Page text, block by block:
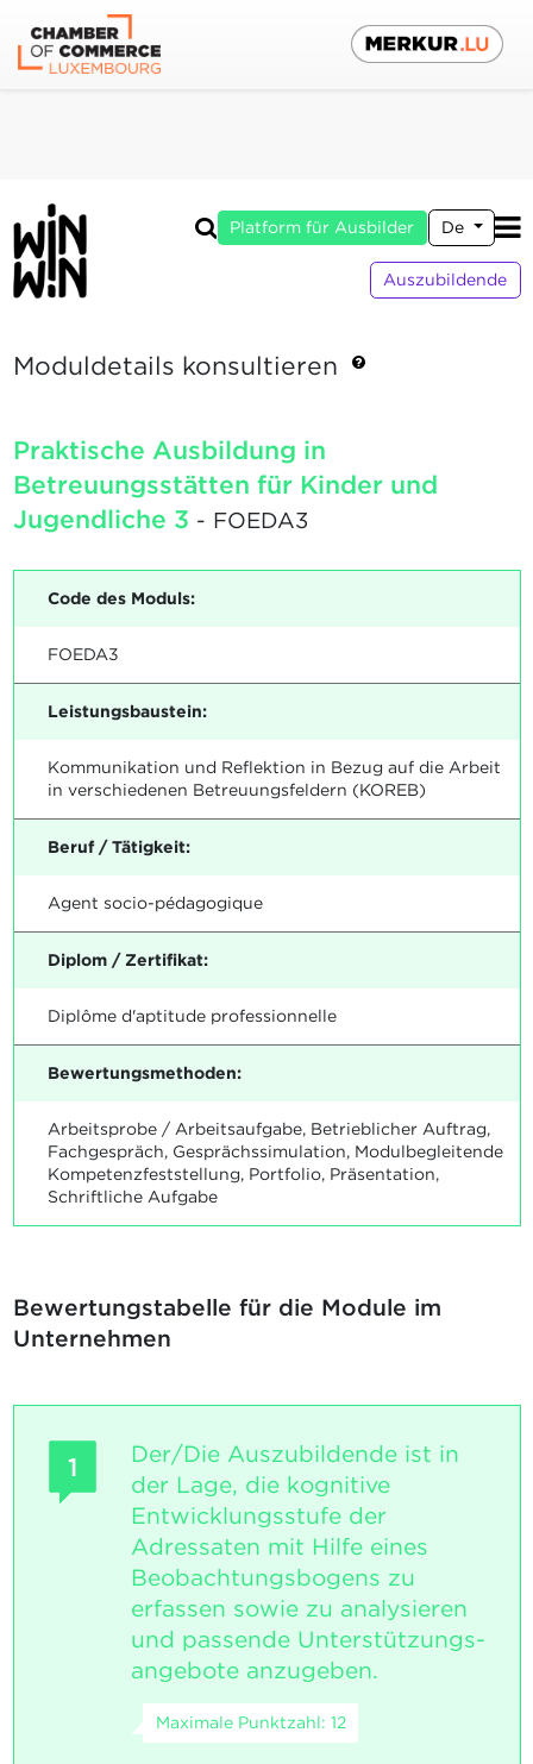
Platform für Ausbilder De
Auszubildende
Moduldetails konsultieren
Praktische Ausbildung in
Betreuungsstätten für Kinder und
Jugendliche 3 - FOEDA3
Code des Moduls:
FOEDA3
Leistungsbaustein:
Kommunikation und Reflektion in Bezug auf die Arbeit
in verschiedenen Betreuungsfeldern (KOREB)
Beruf / Tätigkeit:
Agent socio-pédagogique
Diplom / Zertifikat:
Diplôme d'aptitude professionnelle
Bewertungsmethoden:
Arbeitsprobe / Arbeitsaufgabe, Betrieblicher Auftrag,
Fachgespräch, Gesprächssimulation, Modulbegleitende
Kompetenzfeststellung, Portfolio, Präsentation,
Schriftliche Aufgabe
Bewertungstabelle für die Module im
Unternehmen
1
Der/Die Auszubildende ist in
der Lage, die kognitive
Entwicklungsstufe der
Adressaten mit Hilfe eines
Beobachtungsbogens zu
erfassen sowie zu analysieren
und passende Unterstützungs-
angebote anzugeben.
Maximale Punktzahl: 12